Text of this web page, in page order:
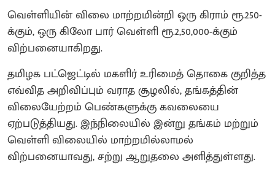
வெள்ளியின் விலை மாற்றமின்றி ஒரு கிராம் ரூ.250-
க்கும், ஒரு கிலோ பார் வெள்ளி ரூ.2,50,000-க்கும்
விற்பனையாகிறது.
தமிழக பட்ஜெட்டில் மகளிர் உரிமைத் தொகை குறித்த
எவ்வித அறிவிப்பும் வராத சூழலில், தங்கத்தின்
விலையேற்றம் பெண்களுக்கு கவலையை
ஏற்படுத்தியது. இந்நிலையில் இன்று தங்கம் மற்றும்
வெள்ளி விலையில் மாற்றமில்லாமல்
விற்பனையாவது, சற்று ஆறுதலை அளித்துள்ளது.